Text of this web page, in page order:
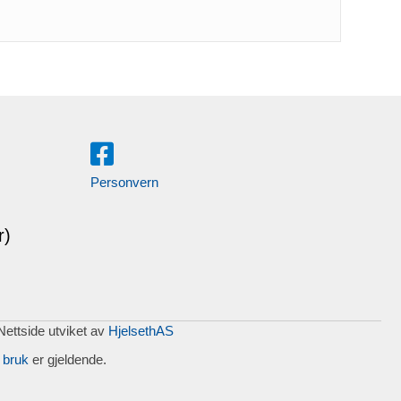
Personvern
utviket av HjelsethAS
er gjeldende.